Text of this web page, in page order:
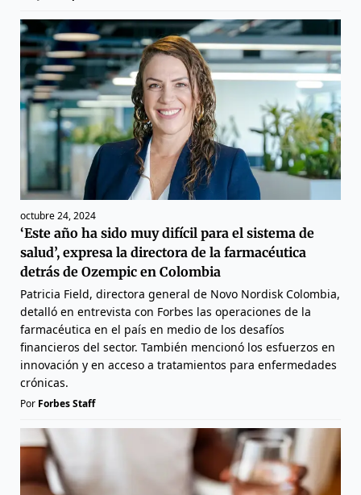
octubre 24, 2024
‘Este año ha sido muy difícil para el sistema de
salud’, expresa la directora de la farmacéutica
detrás de Ozempic en Colombia
Patricia Field, directora general de Novo Nordisk Colombia,
detalló en entrevista con Forbes las operaciones de la
farmacéutica en el país en medio de los desafíos
financieros del sector. También mencionó los esfuerzos en
innovación y en acceso a tratamientos para enfermedades
crónicas.
Por Forbes Staff